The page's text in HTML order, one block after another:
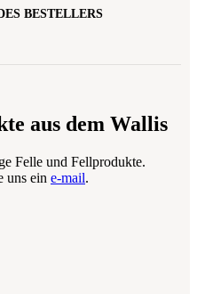
BESTELLERS
aus dem Wallis
Felle und Fellprodukte.
uns ein e-mail.